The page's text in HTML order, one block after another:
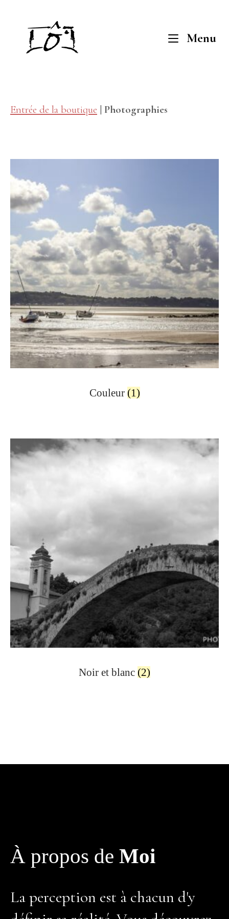
content
Home
Menu
Entrée de la boutique | Photographies
Couleur (1)
Noir et blanc (2)
À propos de Moi
La perception est à chacun d'y